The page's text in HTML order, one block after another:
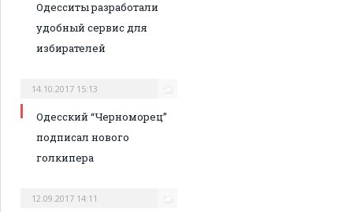
Одесситы разработали
удобный сервис для
избирателей
14.10.2017 15:13
Одесский “Черноморец”
подписал нового
голкипера
12.09.2017 14:11